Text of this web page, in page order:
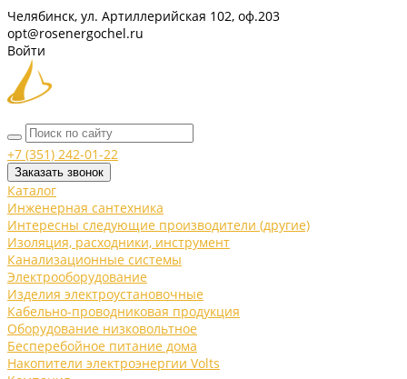
Челябинск, ул. Артиллерийская 102, оф.203
opt@rosenergochel.ru
Войти
+7 (351) 242-01-22
Заказать звонок
Каталог
Инженерная сантехника
Интересны следующие производители (другие)
Изоляция, расходники, инструмент
Канализационные системы
Электрооборудование
Изделия электроустановочные
Кабельно-проводниковая продукция
Оборудование низковольтное
Бесперебойное питание дома
Накопители электроэнергии Volts